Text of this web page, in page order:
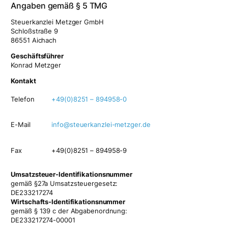
Angaben gemäß § 5 TMG
Steuerkanzlei Metzger GmbH
Schloßstraße 9
86551 Aichach
Geschäftsführer
Konrad Metzger
Kontakt
Telefon +49(0)8251 – 894958-0
E-Mail info@steuerkanzlei-metzger.de
Fax +49(0)8251 – 894958-9
Umsatzsteuer-Identifikationsnummer
gemäß §27a Umsatzsteuergesetz:
DE233217274
Wirtschafts-Identifikationsnummer
gemäß § 139 c der Abgabenordnung:
DE233217274-00001